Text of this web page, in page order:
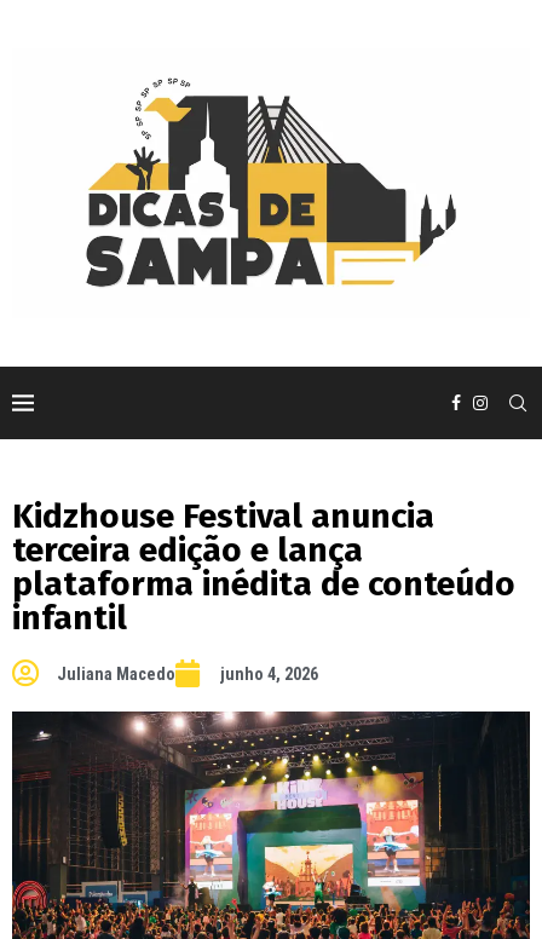
Kidzhouse Festival anuncia
terceira edição e lança
plataforma inédita de conteúdo
infantil
Juliana Macedo junho 4, 2026